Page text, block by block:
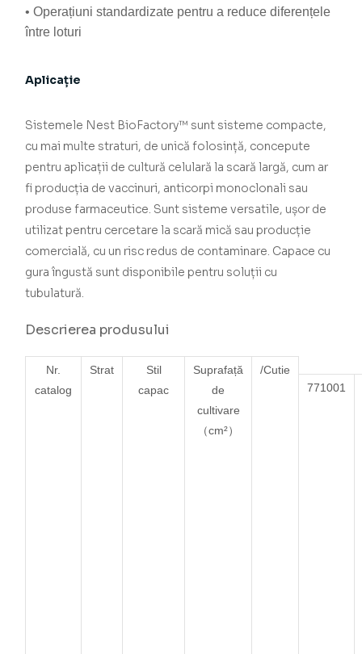
• Operațiuni standardizate pentru a reduce diferențele
între loturi
Aplicație
Sistemele Nest BioFactory™ sunt sisteme compacte,
cu mai multe straturi, de unică folosință, concepute
pentru aplicații de cultură celulară la scară largă, cum ar
fi producția de vaccinuri, anticorpi monoclonali sau
produse farmaceutice. Sunt sisteme versatile, ușor de
utilizat pentru cercetare la scară mică sau producție
comercială, cu un risc redus de contaminare. Capace cu
gura îngustă sunt disponibile pentru soluții cu
tubulatură.
Descrierea produsului
Nr.
catalog
Strat
Stil
capac
Suprafață
de
cultivare
（cm²）
/Cutie
771001